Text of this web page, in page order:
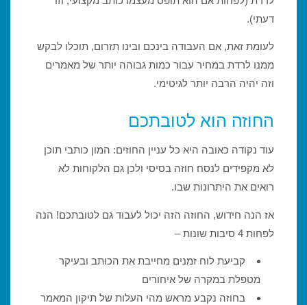
דעתי).
לעומת זאת, אם העבודה בינכם ובינו תזרום, תוכלו לבקש
ממנו לרדת במחיר עבור כמות גבוהה יותר של מאמרים
וזה יהיה הרבה יותר לגיטימי.
החוזה הוא לטובתכם
עוד נקודה כאובה היא כל עניין החוזים: המון כותבי תוכן
לא מקפידים לנסח חוזה בסיסי ולכן גם הלקוחות לא
רואים את היתרונות שבו.
אז הנה חידוש, החוזה הזה יכול לעבוד גם לטובתכם! הנה
לפחות 4 סיבות שונות –
קביעת לוח זמנים מחייבת את הכותב ובעיקר
מטפלת במקרה של איחורים
בחוזה נקבע מראש מהי העלות של תיקון המאמר